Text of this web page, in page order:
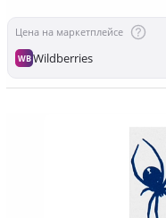
Цена на маркетплейсе
WBWildberries